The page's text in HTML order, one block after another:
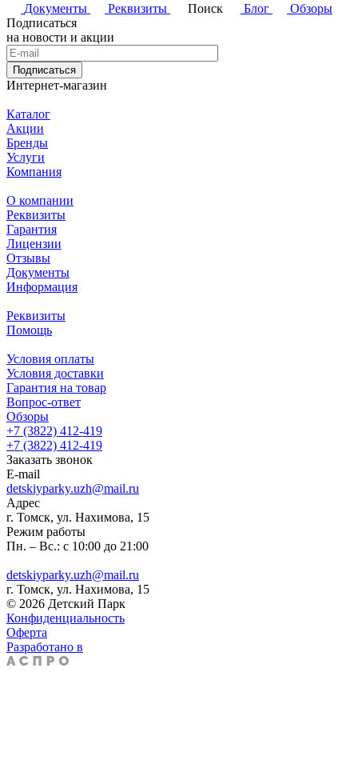
Документы
Реквизиты Поиск Блог
Обзоры
Подписаться
на новости и акции
Подписаться
Интернет-магазин
Каталог
Акции
Бренды
Услуги
Компания
О компании
Реквизиты
Гарантия
Лицензии
Отзывы
Документы
Информация
Реквизиты
Помощь
Условия оплаты
Условия доставки
Гарантия на товар
Вопрос-ответ
Обзоры
+7 (3822) 412-419
+7 (3822) 412-419
Заказать звонок
E-mail
detskiyparky.uzh@mail.ru
Адрес
г. Томск, ул. Нахимова, 15
Режим работы
Пн. – Вс.: с 10:00 до 21:00
detskiyparky.uzh@mail.ru
г. Томск, ул. Нахимова, 15
© 2026 Детский Парк
Конфиденциальность
Оферта
Разработано в